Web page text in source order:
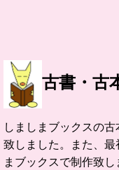
古書・古
しましまブックスの
致しました。また、
まブックスで制作致